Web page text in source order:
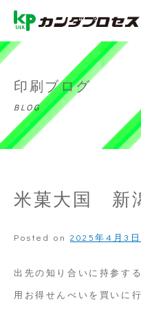
印刷ブログ
BLOG
米菓大国 新
Posted on 2025年4月3日
出先の知り合いに持参す
用お得せんべいを買いに行